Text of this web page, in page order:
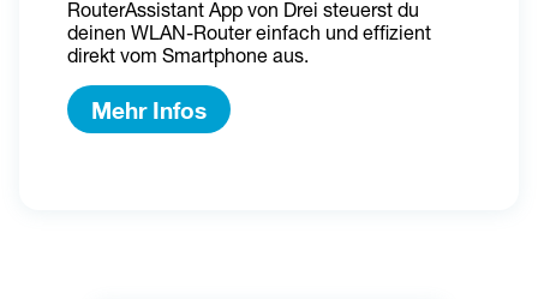
RouterAssistant App von Drei steuerst du
deinen WLAN-Router einfach und effizient
direkt vom Smartphone aus.
Mehr Infos